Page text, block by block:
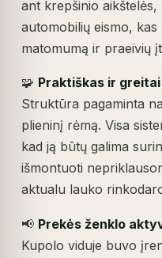
ant krepšinio
automobilių eismo,
matomumą ir praeivių
🧩 Praktiškas ir
Struktūra pagaminta
plieninį rėmą. Visa
kad ją būtų galima
išmontuoti
aktualu lauko
📢 Prekės ženklo
Kupolo viduje buvo